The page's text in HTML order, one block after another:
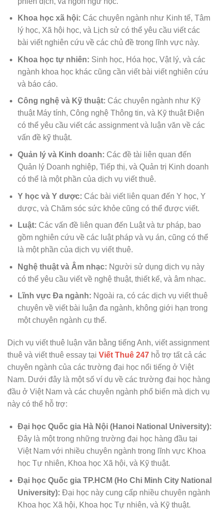
Khoa học xã hội: Các chuyên ngành như Kinh tế, Tâm
lý học, Xã hội học, và Lịch sử có thể yêu cầu viết các
bài viết nghiên cứu về các chủ đề trong lĩnh vực này.
Khoa học tự nhiên: Sinh học, Hóa học, Vật lý, và các
ngành khoa học khác cũng cần viết bài viết nghiên cứu
và báo cáo.
Công nghệ và Kỹ thuật: Các chuyên ngành như Kỹ
thuật Máy tính, Công nghệ Thông tin, và Kỹ thuật Điện
có thể yêu cầu viết các assignment và luận văn về các
vấn đề kỹ thuật.
Quản lý và Kinh doanh: Các đề tài liên quan đến
Quản lý Doanh nghiệp, Tiếp thị, và Quản trị Kinh doanh
có thể là một phần của dịch vụ viết thuê.
Y học và Y dược: Các bài viết liên quan đến Y học, Y
dược, và Chăm sóc sức khỏe cũng có thể được viết.
Luật: Các vấn đề liên quan đến Luật và tư pháp, bao
gồm nghiên cứu về các luật pháp và vụ án, cũng có thể
là một phần của dịch vụ viết thuê.
Nghệ thuật và Âm nhạc: Người sử dụng dịch vụ này
có thể yêu cầu viết về nghệ thuật, thiết kế, và âm nhạc.
Lĩnh vực Đa ngành: Ngoài ra, có các dịch vụ viết thuê
chuyên về viết bài luận đa ngành, không giới hạn trong
một chuyên ngành cụ thể.
Dịch vụ viết thuê luận văn bằng tiếng Anh, viết assignment
thuê và viết thuê essay tại Viết Thuê 247 hỗ trợ tất cả các
chuyên ngành của các trường đại học nổi tiếng ở Việt
Nam. Dưới đây là một số ví dụ về các trường đại học hàng
đầu ở Việt Nam và các chuyên ngành phổ biến mà dịch vụ
này có thể hỗ trợ:
Đại học Quốc gia Hà Nội (Hanoi National University):
Đây là một trong những trường đại học hàng đầu tại
Việt Nam với nhiều chuyên ngành trong lĩnh vực Khoa
học Tự nhiên, Khoa học Xã hội, và Kỹ thuật.
Đại học Quốc gia TP.HCM (Ho Chi Minh City National
University): Đại học này cung cấp nhiều chuyên ngành
Khoa học Xã hội, Khoa học Tự nhiên, và Kỹ thuật.